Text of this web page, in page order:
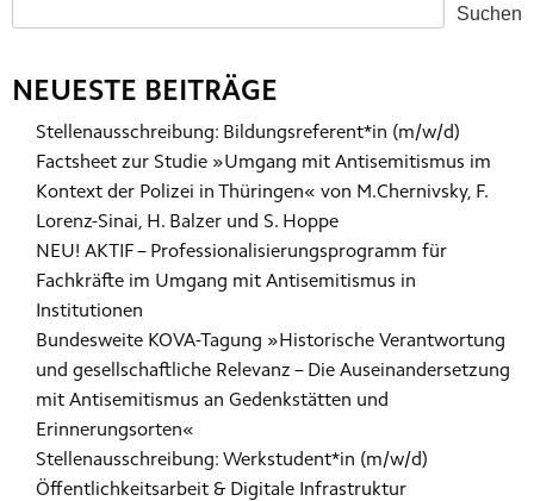
Suchen
NEUESTE BEITRÄGE
Stellenausschreibung: Bildungsreferent*in (m/w/d)
Factsheet zur Studie »Umgang mit Antisemitismus im
Kontext der Polizei in Thüringen« von M.Chernivsky, F.
Lorenz-Sinai, H. Balzer und S. Hoppe
NEU! AKTIF – Professionalisierungsprogramm für
Fachkräfte im Umgang mit Antisemitismus in
Institutionen
Bundesweite KOVA-Tagung »​Historische Verantwortung
und gesellschaftliche Relevanz – Die Auseinandersetzung
mit Antisemitismus an Gedenkstätten und
Erinnerungsorten«​​
Stellenausschreibung: Werkstudent*in (m/w/d)
Öffentlichkeitsarbeit & Digitale Infrastruktur